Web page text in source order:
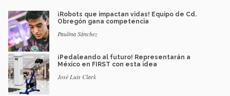
¡Robots que impactan vidas! Equipo de Cd.
Obregón gana competencia
Paulina Sánchez
¡Pedaleando al futuro! Representarán a
México en FIRST con esta idea
José Luis Clark